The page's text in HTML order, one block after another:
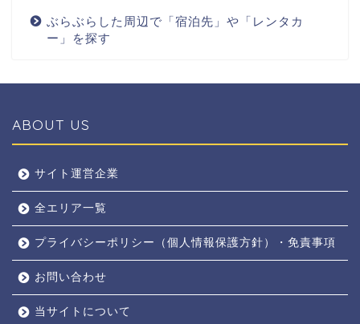
ぶらぶらした周辺で「宿泊先」や「レンタカ
ー」を探す
ABOUT US
サイト運営企業
全エリア一覧
プライバシーポリシー（個人情報保護方針）・免責事項
お問い合わせ
当サイトについて
奈良